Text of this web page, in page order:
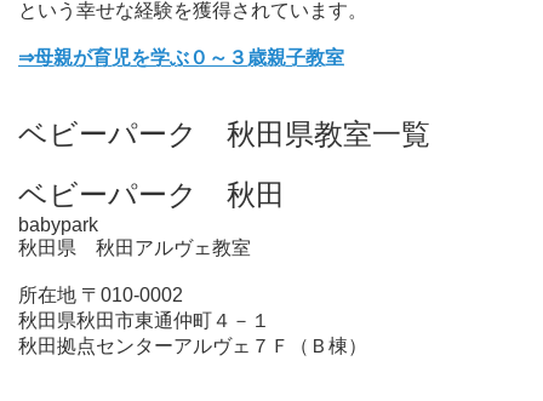
という幸せな経験を獲得されています。
⇒母親が育児を学ぶ０～３歳親子教室
ベビーパーク 秋田県教室一覧
ベビーパーク 秋田
babypark
秋田県 秋田アルヴェ教室
所在地 〒010-0002
秋田県秋田市東通仲町４－１
秋田拠点センターアルヴェ７Ｆ（Ｂ棟）